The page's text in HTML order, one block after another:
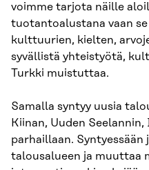
voimme tarjota näille
tuotantoalustana vaan
kulttuurien, kielten,
syvällistä yhteistyötä,
Turkki muistuttaa.
Samalla syntyy uusia
Kiinan, Uuden
parhaillaan.
talousalueen ja muuttaa